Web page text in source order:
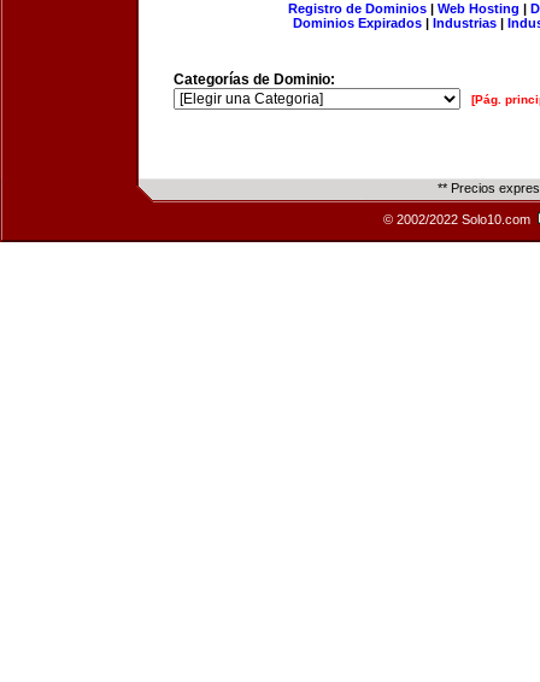
Registro de Dominios| Web Hosting |
Dominios Expirados | Industrias |
Categorías de Dominio:
[Pág.
** Precios
© 2002/2022 Solo10.com